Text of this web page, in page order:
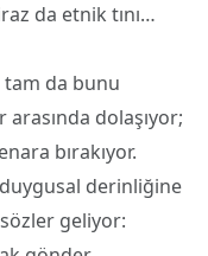
da etnik tını…
tam da bunu
dolaşıyor;
bırakıyor.
derinliğine
sözler geliyor: